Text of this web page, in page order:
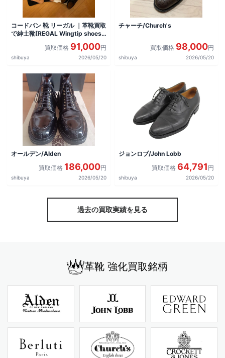
コードバン 靴 リーガル ｜革靴買取
で紳士靴[REGAL Wingtip shoes]
買取価格 91,000円
shibuya 2026/05/20
チャーチ/Church's
買取価格 98,000円
shibuya 2026/05/20
オールデン/Alden
買取価格 186,000円
shibuya 2026/05/20
ジョンロブ/John Lobb
買取価格 64,791 円
shibuya 2026/05/20
過去の買取実績を見る
革靴 強化買取銘柄